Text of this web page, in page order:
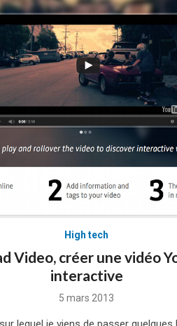
High tech
Video, créer une vidéo
interactive
Posted
5 mars 2013